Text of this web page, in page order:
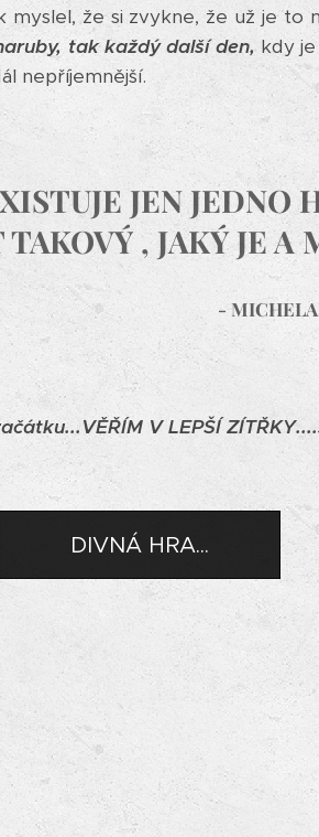
myslel, že si zvykne, že už je to
tak každý další den,kdy je
nepříjemnější.
JEN JEDNO
, JAKÝ JE A
-
V LEPŠÍ
DIVNÁ HRA...